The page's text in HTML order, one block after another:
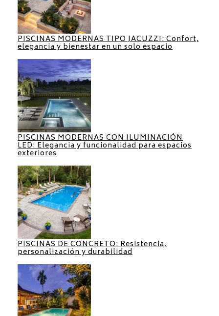
PISCINAS MODERNAS TIPO JACUZZI: Confort,
elegancia y bienestar en un solo espacio
PISCINAS MODERNAS CON ILUMINACIÓN
LED: Elegancia y funcionalidad para espacios
exteriores
PISCINAS DE CONCRETO: Resistencia,
personalización y durabilidad